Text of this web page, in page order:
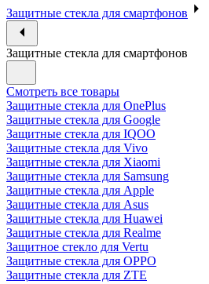
Защитные стекла для смартфонов
Защитные стекла для смартфонов
Смотреть все товары
Защитные стекла для OnePlus
Защитные стекла для Google
Защитные стекла для IQOO
Защитные стекла для Vivo
Защитные стекла для Xiaomi
Защитные стекла для Samsung
Защитные стекла для Apple
Защитные стекла для Asus
Защитные стекла для Huawei
Защитные стекла для Realme
Защитное стекло для Vertu
Защитные стекла для OPPO
Защитные стекла для ZTE